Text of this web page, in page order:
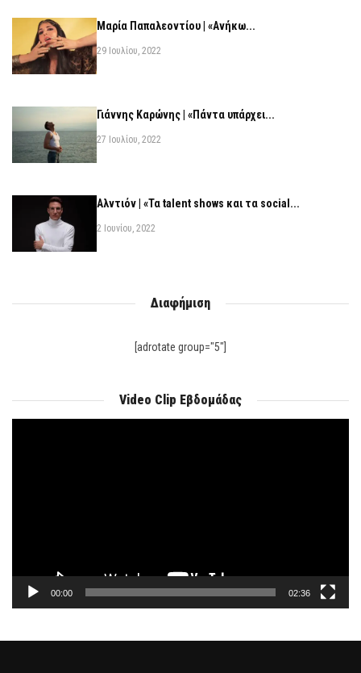
Μαρία Παπαλεοντίου | «Ανήκω...
29 Ιουλίου, 2022
Γιάννης Καρώνης | «Πάντα υπάρχει...
27 Ιουλίου, 2022
Αλντιόν | «Τα talent shows και τα social...
2 Ιουνίου, 2022
Διαφήμιση
[adrotate group="5"]
Video Clip Εβδομάδας
00:00 02:36